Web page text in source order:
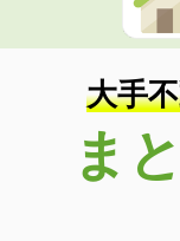
大手
ま